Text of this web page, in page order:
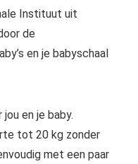
Instituut uit
de
en je babyschaal
en je baby.
tot 20 kg zonder
met een paar